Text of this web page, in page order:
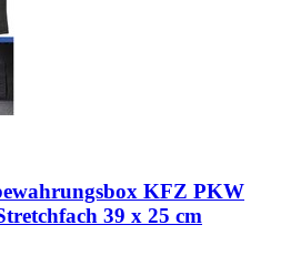
KFZ PKW
39 x 25 cm